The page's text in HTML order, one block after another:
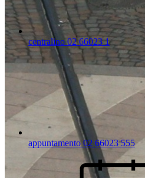
centralino 02 66023 1
appuntamento 02 66023 555